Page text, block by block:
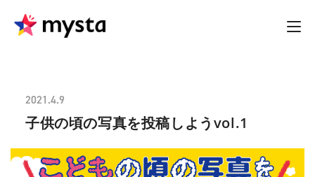
2021.4.9
子供の頃の写真を投稿しようvol.1